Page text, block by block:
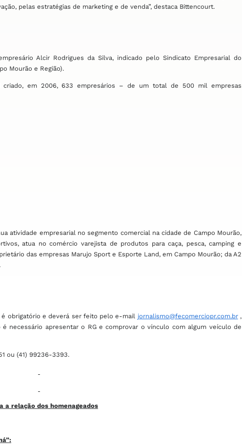
pelas estratégias de marketing e de venda”, destaca Bittencourt.
Alcir Rodrigues da Silva, indicado pelo Sindicato Empresarial do
Mourão e Região).
criado, em 2006, 633 empresários – de um total de 500 mil empresas
atividade empresarial no segmento comercial na cidade de Campo Mourão,
atua no comércio varejista de produtos para caça, pesca,campinge
das empresas Marujo Sport e Esporte Land, em Campo Mourão; da A2
obrigatório e deverá ser feito pelo e-mail jornalismo@fecomerciopr.com.br,
necessário apresentar o RG e comprovar o vínculo com algum veículo de
ou (41) 99236-3393.
a relação dos homenageados